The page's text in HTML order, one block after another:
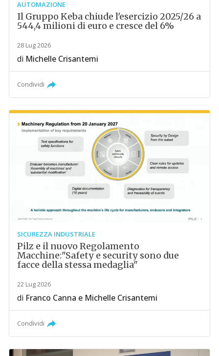
AUTOMAZIONE
Il Gruppo Keba chiude l'esercizio 2025/26 a
544,4 milioni di euro e cresce del 6%
28 Lug 2026
di Michelle Crisantemi
Condividi
SICUREZZA INDUSTRIALE
Pilz e il nuovo Regolamento
Macchine:"Safety e security sono due
facce della stessa medaglia"
22 Lug 2026
di Franco Canna e Michelle Crisantemi
Condividi